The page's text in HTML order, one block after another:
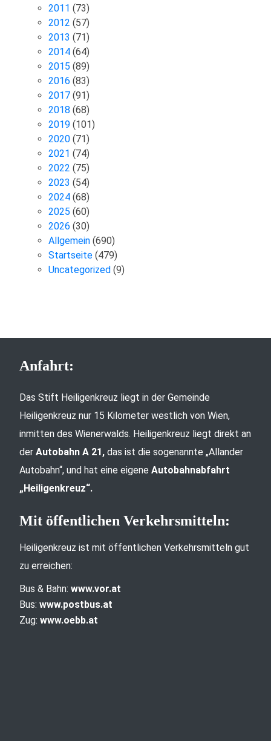
2011 (73)
2012 (57)
2013 (71)
2014 (64)
2015 (89)
2016 (83)
2017 (91)
2018 (68)
2019 (101)
2020 (71)
2021 (74)
2022 (75)
2023 (54)
2024 (68)
2025 (60)
2026 (30)
Allgemein (690)
Startseite (479)
Uncategorized (9)
Anfahrt:
Das Stift Heiligenkreuz liegt in der Gemeinde
Heiligenkreuz nur 15 Kilometer westlich von Wien,
inmitten des Wienerwalds. Heiligenkreuz liegt direkt an
der Autobahn A 21, das ist die sogenannte „Allander
Autobahn“, und hat eine eigene Autobahnabfahrt
„Heiligenkreuz“.
Mit öffentlichen Verkehrsmitteln:
Heiligenkreuz ist mit öffentlichen Verkehrsmitteln gut
zu erreichen:
Bus & Bahn: www.vor.at
Bus: www.postbus.at
Zug: www.oebb.at